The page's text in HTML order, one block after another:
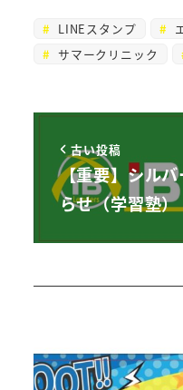
LINEスタンプ
サマークリニック
古い投稿
【重要】シル
らせ（学習塾）